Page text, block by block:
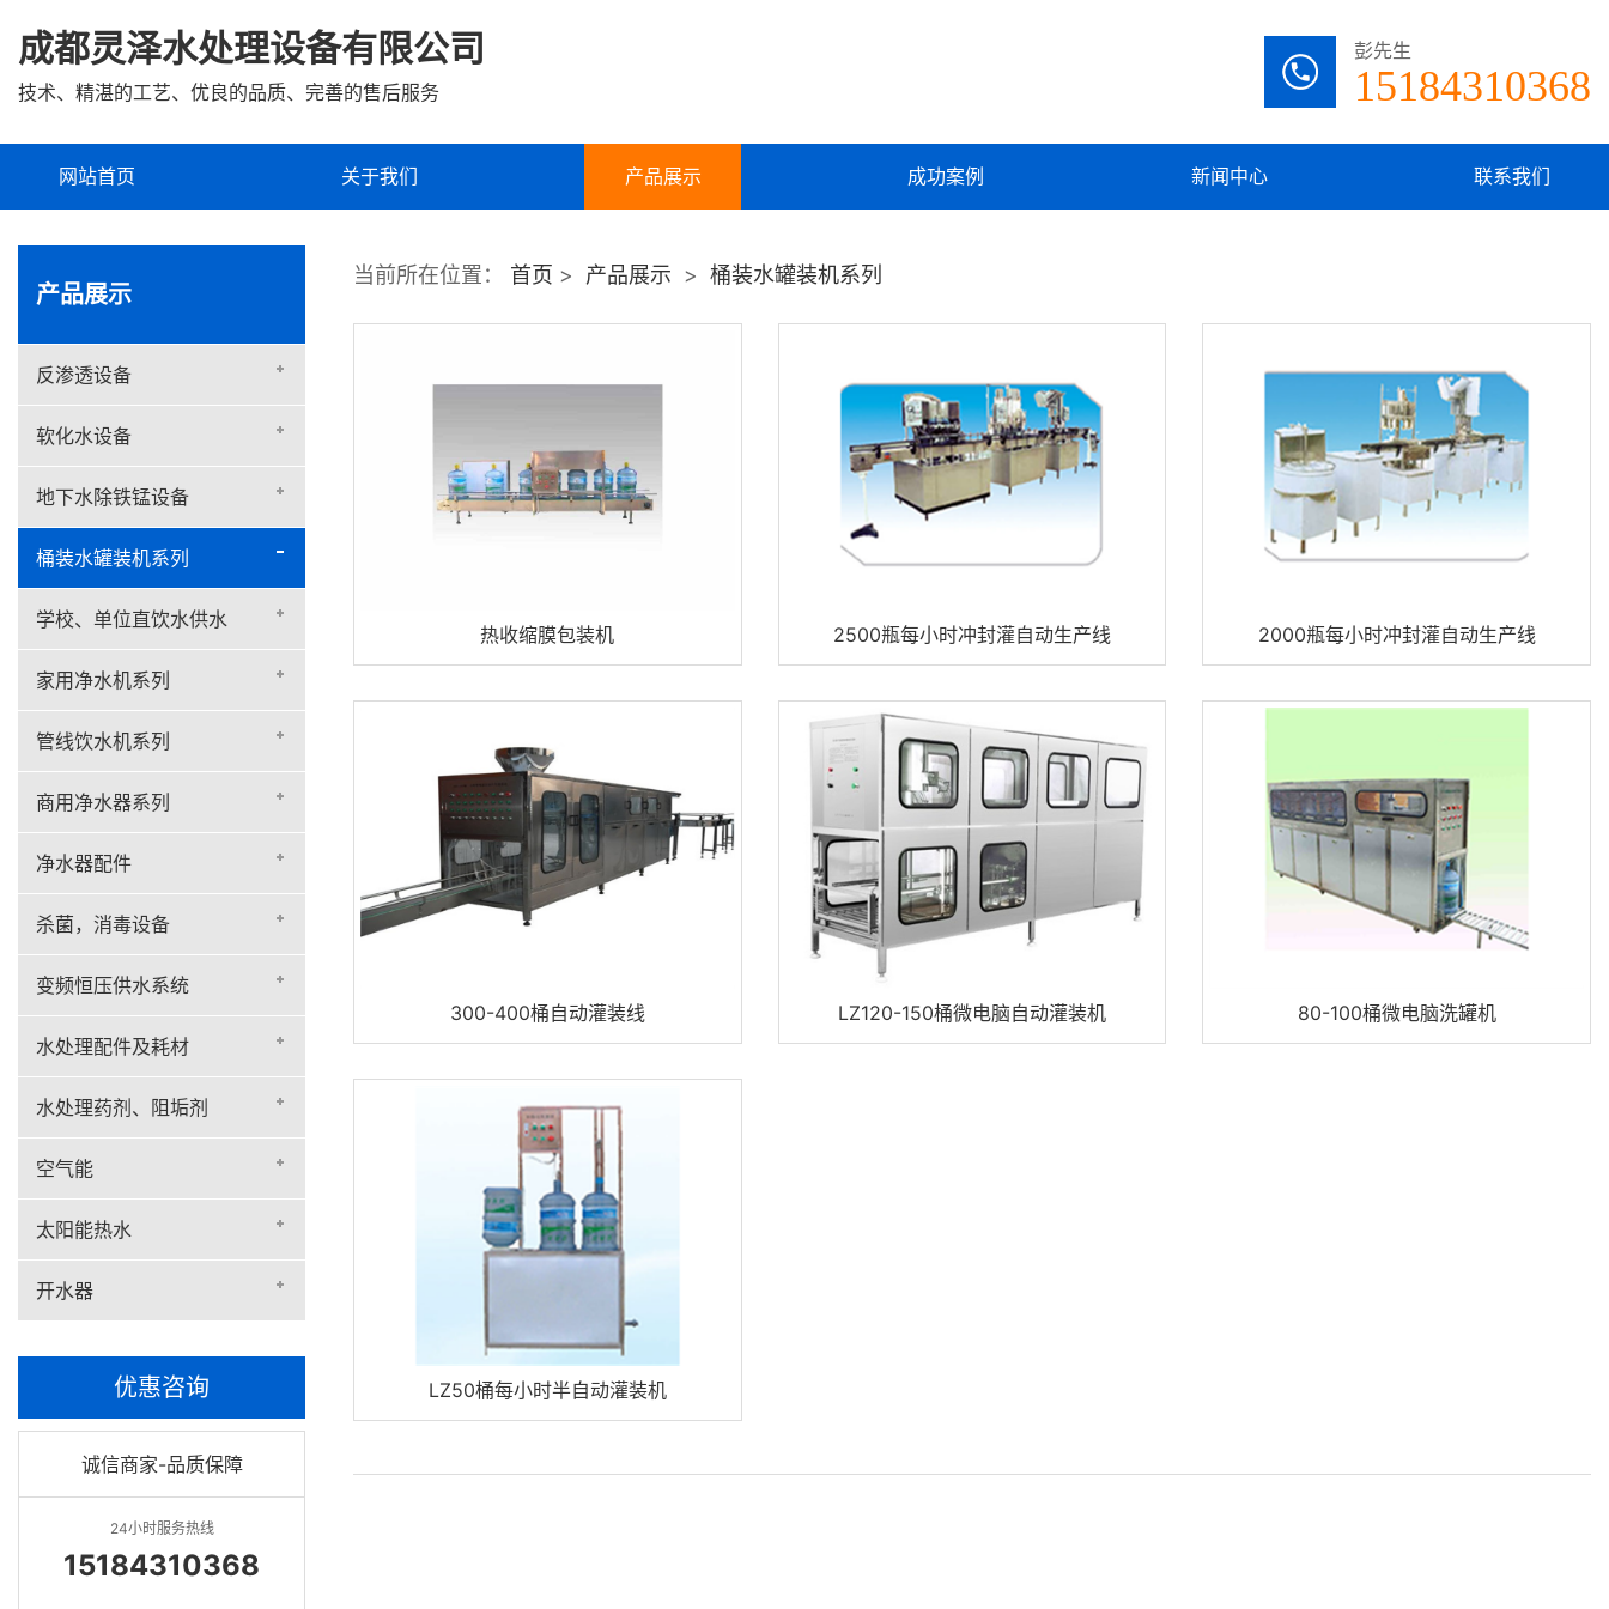
成都灵泽水处理设备有限公司
技术、精湛的工艺、优良的品质、完善的售后服务
彭先生
15184310368
网站首页 关于我们 产品展示
商用净水器系列
杀菌，消毒设备
成功案例 新闻中心 联系我们
产品展示
反渗透设备
软化水设备
地下水除铁锰设备
桶装水罐装机系列
学校、单位直饮水供水
家用净水机系列
管线饮水机系列
商用净水器系列
净水器配件
杀菌，消毒设备
变频恒压供水系统
水处理配件及耗材
水处理药剂、阻垢剂
空气能
太阳能热水
开水器
优惠咨询
诚信商家-品质保障
24小时服务热线
15184310368
当前所在位置： 首页 > 产品展示 > 桶装水罐装机系列
热收缩膜包装机 2500瓶每小时冲封灌自动生产线 2000瓶每小时冲封灌自动生产线
300-400桶自动灌装线 LZ120-150桶微电脑自动灌装机 80-100桶微电脑洗罐机
LZ50桶每小时半自动灌装机